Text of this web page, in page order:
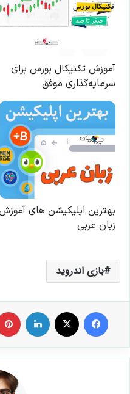
بازی اندروید
فیس بوک لینکدین